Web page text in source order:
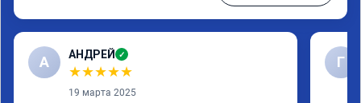
А АНДРЕЙ ✓
★★★★★
19 марта 2025
Г